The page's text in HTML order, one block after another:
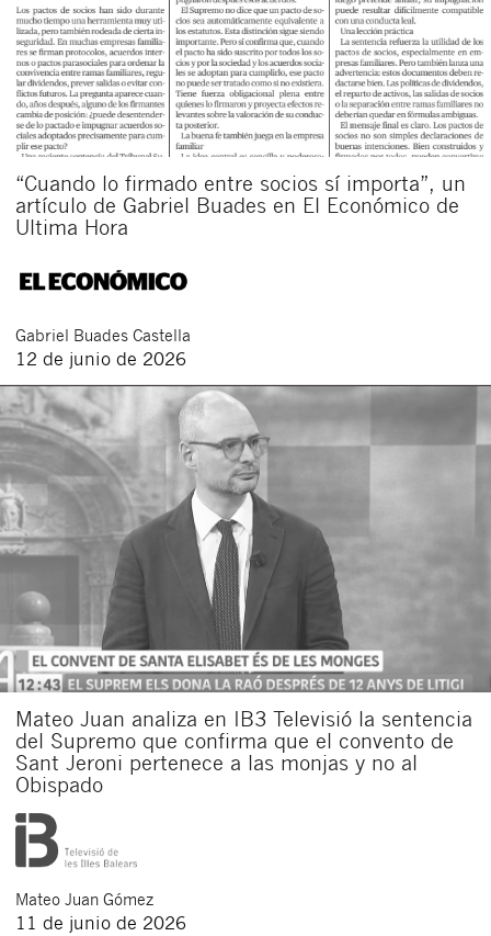
“Cuando lo firmado entre socios sí importa”, un
artículo de Gabriel Buades en El Económico de
Ultima Hora
Gabriel Buades Castella
12 de junio de 2026
Mateo Juan analiza en IB3 Televisió la sentencia
del Supremo que confirma que el convento de
Sant Jeroni pertenece a las monjas y no al
Obispado
Mateo Juan Gómez
11 de junio de 2026